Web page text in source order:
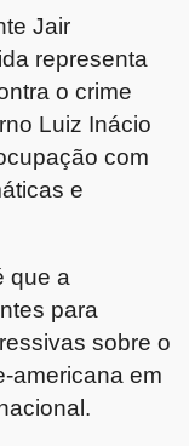
Jair
representa
o crime
Luiz Inácio
com
e
que a
para
sobre o
americana em